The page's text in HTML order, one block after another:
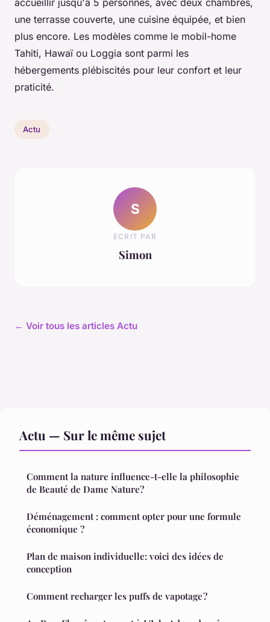
accueillir jusqu'à 5 personnes, avec deux chambres,
une terrasse couverte, une cuisine équipée, et bien
plus encore. Les modèles comme le mobil-home
Tahiti, Hawaï ou Loggia sont parmi les
hébergements plébiscités pour leur confort et leur
praticité.
Actu
S
ECRIT PAR
Simon
← Voir tous les articles Actu
Actu — Sur le même sujet
Comment la nature influence-t-elle la philosophie
de Beauté de Dame Nature?
Déménagement : comment opter pour une formule
économique ?
Plan de maison individuelle: voici des idées de
conception
Comment recharger les puffs de vapotage ?